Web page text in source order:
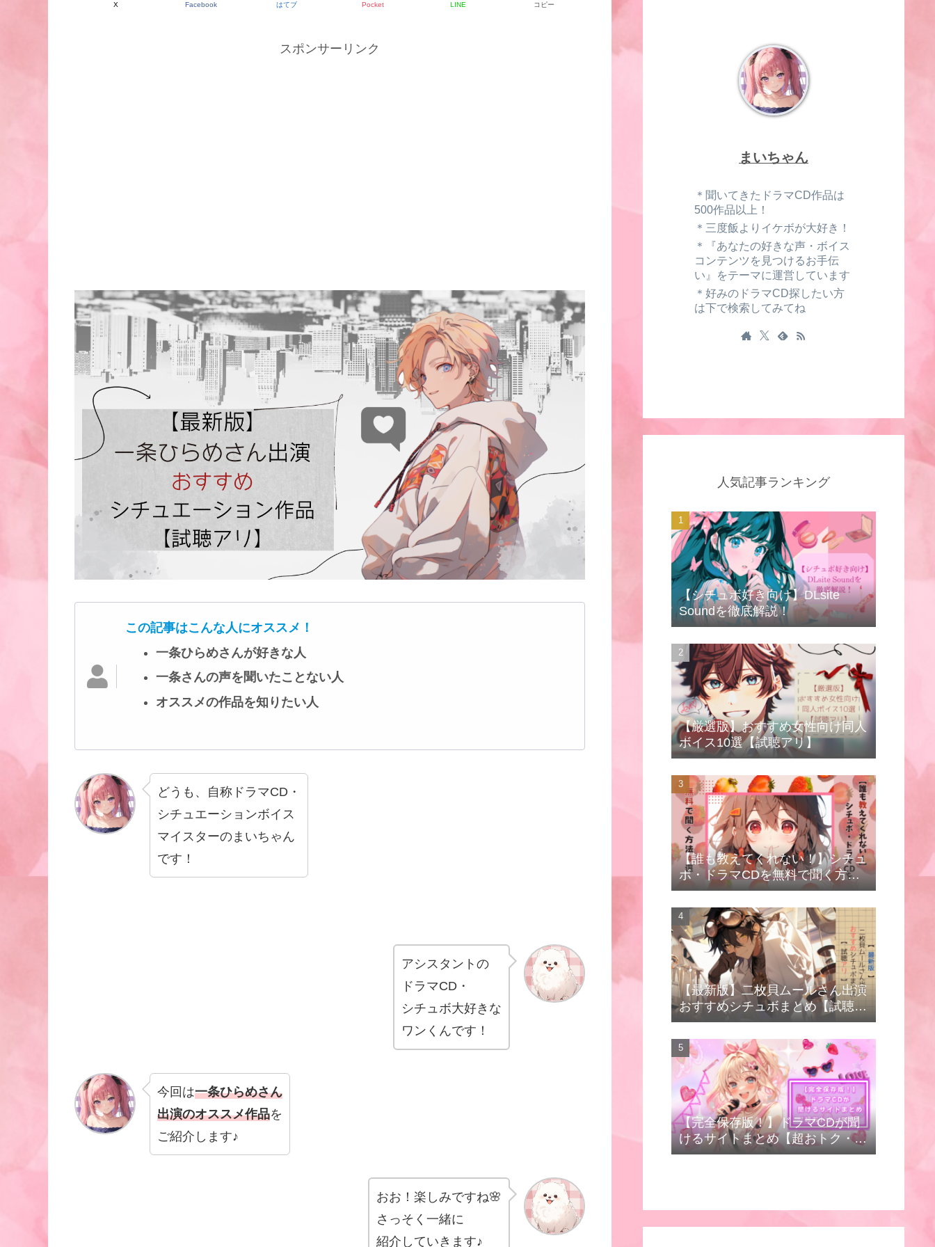
X Facebook はてブ Pocket LINE コピー
スポンサーリンク
この記事はこんな人にオススメ！
一条ひらめさんが好きな人
一条さんの声を聞いたことない人
オススメの作品を知りたい人
どうも、自称ドラマCD・
シチュエーションボイス
マイスターのまいちゃん
です！
アシスタントの
ドラマCD・
シチュボ大好きな
ワンくんです！
今回は一条ひらめさん
出演のオススメ作品を
ご紹介します♪
おお！楽しみですね🌸
さっそく一緒に
紹介していきます♪
まいちゃん
＊聞いてきたドラマCD作品は
500作品以上！
＊三度飯よりイケボが大好き！
＊『あなたの好きな声・ボイス
コンテンツを見つけるお手伝
い』をテーマに運営しています
＊好みのドラマCD探したい方
は下で検索してみてね
人気記事ランキング
【シチュボ好き向け】DLsite
Soundを徹底解説！
【厳選版】おすすめ女性向け同人
ボイス10選【試聴アリ】
【誰も教えてくれない！】シチュ
ボ・ドラマCDを無料で聞く方法4
選
【最新版】二枚貝ムールさん出演
おすすめシチュボまとめ【試聴ア
リ】
【完全保存版！】ドラマCDが聞
けるサイトまとめ【超おトク・無
料】